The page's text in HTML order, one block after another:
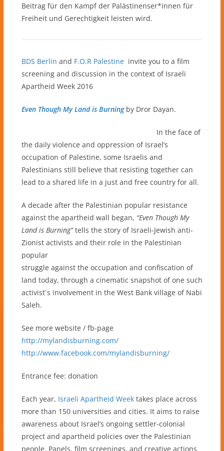
Beitrag für den Kampf der Palästinenser*innen für
Freiheit und Gerechtigkeit leisten wird.
BDS Berlin and F.O.R Palestineinvite you to a film
screening and discussion in the context of Israeli
Apartheid Week 2016
Even Though My Land is Burningby Dror Dayan.
In the face of
the daily violence and oppression of Israel’s
occupation of Palestine, some Israelis and
Palestinians still believe that resisting together can
lead to a shared life in a just and free country for all.
A decade after the Palestinian popular resistance
against the apartheid wall began, “Even Though My
Land is Burning”tells the story of Israeli-Jewish anti-
Zionist activists and their role in the Palestinian
popular
struggle against the occupation and confiscation of
land today, through a cinematic snapshot of one such
activist ́s involvement in the West Bank village of Nabi
Saleh.
See more website / fb-page
http://mylandisburning.com/
http://www.facebook.com/mylandisburning/
Entrance fee: donation
Each year, Israeli Apartheid Weektakes place across
more than 150 universities and cities. It aims to raise
awareness about Israel’s ongoing settler-colonial
project and apartheid policies over the Palestinian
people. Panels, film screenings, and creative actions